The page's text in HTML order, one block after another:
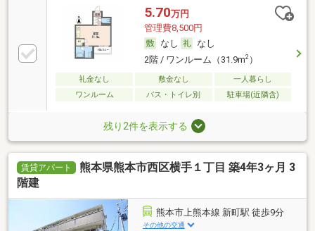
5.70万円
管理費8,500円
なし
なし
2階 / ワンルーム（31.9m2）
礼金なし 敷金なし
一人暮らし
ワンルーム
バス・トイレ別 駐車場(近隣含)
残り2件を表示する
賃貸アパート
熊本県熊本市西区横手１丁目 築4年3ヶ月 3
階建
熊本市上熊本線 新町駅 徒歩9分
その他の交通